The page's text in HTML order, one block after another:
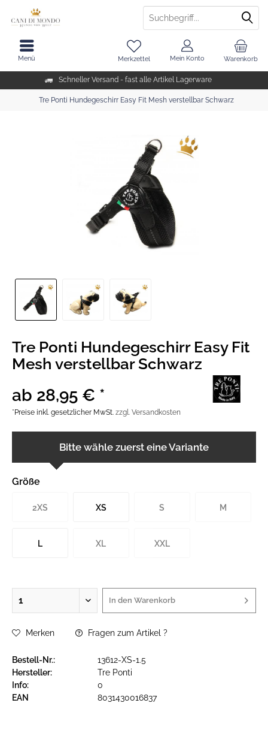
Schneller Versand - fast alle Artikel Lagerware
Warenkorb
Merkzettel Mein Konto
Menü
Tre Ponti Hundegeschirr Easy Fit Mesh verstellbar Schwarz
Tre Ponti Hundegeschirr Easy Fit
Mesh verstellbar Schwarz
ab 28,95 € *
*Preise inkl. gesetzlicher MwSt. zzgl. Versandkosten
Bitte wähle zuerst eine Variante
Größe
2XS XS S M
L XL XXL
In den Warenkorb
Merken Fragen zum Artikel ?
Bestell-Nr.:
13612-XS-1.5
Hersteller:
Tre Ponti
Info:
0
EAN
8031430016837